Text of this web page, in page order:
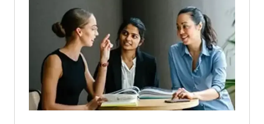
modernizzazione del finance di IDC (PDF)
Crea un'esperienza cliente coinvolgente
sviluppando le tue applicazioni di servizi finanziari
Next Generation su Oracle Cloud Infrastructure. I
servizi cloud nativi consentono lo sviluppo di
applicazioni moderne usando tecnologie come
Kubernetes, Docker, funzioni serverless, API e
Kafka.